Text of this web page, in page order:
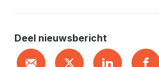
Deel nieuwsbericht